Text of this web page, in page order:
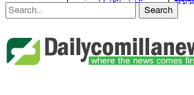
কুমিল্লা সদর দক্ষিণ
ব্রাহ্মণপাড়া
লাকসাম